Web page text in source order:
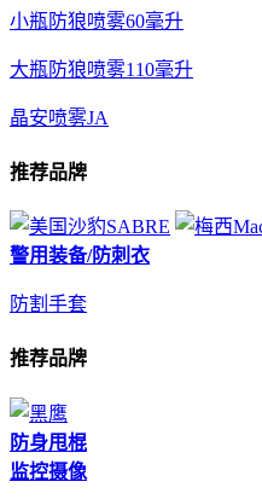
小瓶防狼喷雾60毫升
大瓶防狼喷雾110毫升
晶安喷雾JA
推荐品牌
警用装备/防刺衣
防割手套
推荐品牌
防身甩棍
监控摄像